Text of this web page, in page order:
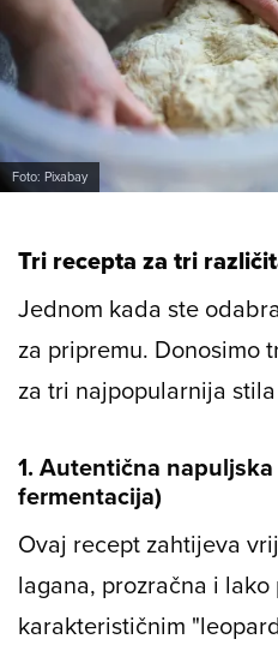
Foto: Pixabay
Tri recepta za tri
Jednom kada ste
za pripremu. Donosimo
za tri najpopularnija
1. Autentična
fermentacija)
Ovaj recept zahtijeva
lagana, prozračna i
karakterističnim